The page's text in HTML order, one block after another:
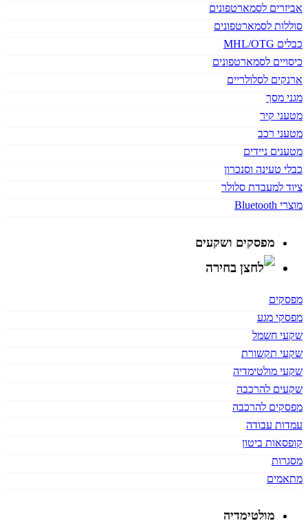
אביזרים לסמארטפונים
סוללות לסמארטפונים
כבלים MHL/OTG
כיסויים לסמארטפונים
ארנקים לסלולריים
מגני מסך
מטעני קיר
מטעני רכב
מטענים ניידים
כבלי טעינה וסנכרון
ציוד למעבדת סלולר
מוצרי Bluetooth
מפסקים ושקעים
מפסקים
מפסקי מגע
שקעי חשמל
שקעי תקשורת
שקעי מולטימדיה
שקעים להרכבה
מפסקים להרכבה
עמדות עבודה
קופסאות ביטון
מסגרות
מתאמים
מולטימדיה